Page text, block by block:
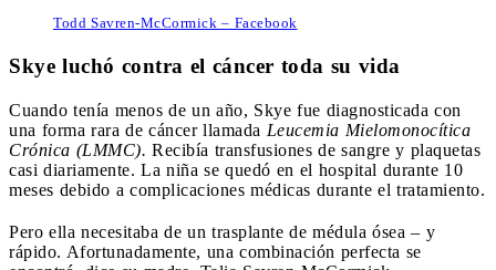
Todd Savren-McCormick – Facebook
Skye luchó contra el cáncer toda su vida
Cuando tenía menos de un año, Skye fue diagnosticada con
una forma rara de cáncer llamada Leucemia Mielomonocítica
Crónica (LMMC). Recibía transfusiones de sangre y plaquetas
casi diariamente. La niña se quedó en el hospital durante 10
meses debido a complicaciones médicas durante el tratamiento.
Pero ella necesitaba de un trasplante de médula ósea – y
rápido. Afortunadamente, una combinación perfecta se